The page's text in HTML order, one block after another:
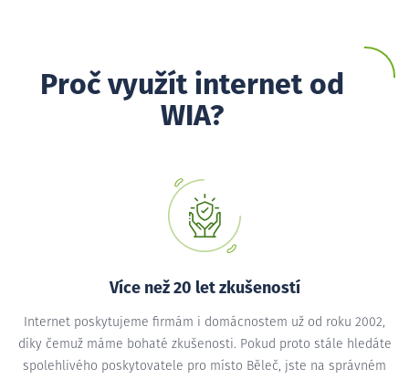
Proč využít internet od
WIA?
Více než 20 let zkušeností
Internet poskytujeme firmám i domácnostem už od roku 2002,
díky čemuž máme bohaté zkušenosti. Pokud proto stále hledáte
spolehlivého poskytovatele pro místo Běleč, jste na správném